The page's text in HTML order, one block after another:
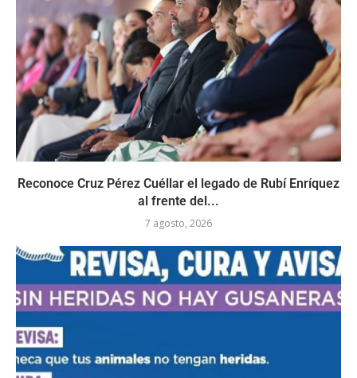
Reconoce Cruz Pérez Cuéllar el legado de Rubí Enríquez
al frente del...
7 agosto, 2026